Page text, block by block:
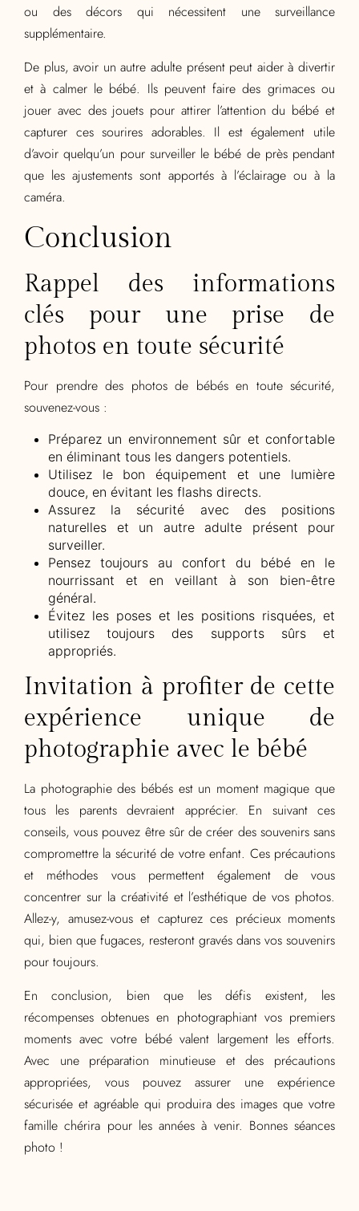
ou des décors qui nécessitent une surveillance
supplémentaire.
De plus, avoir un autre adulte présent peut aider à divertir
et à calmer le bébé. Ils peuvent faire des grimaces ou
jouer avec des jouets pour attirer l’attention du bébé et
capturer ces sourires adorables. Il est également utile
d’avoir quelqu’un pour surveiller le bébé de près pendant
que les ajustements sont apportés à l’éclairage ou à la
caméra.
Conclusion
Rappel des informations
clés pour une prise de
photos en toute sécurité
Pour prendre des photos de bébés en toute sécurité,
souvenez-vous :
Préparez un environnement sûr et confortable
en éliminant tous les dangers potentiels.
Utilisez le bon équipement et une lumière
douce, en évitant les flashs directs.
Assurez la sécurité avec des positions
naturelles et un autre adulte présent pour
surveiller.
Pensez toujours au confort du bébé en le
nourrissant et en veillant à son bien-être
général.
Évitez les poses et les positions risquées, et
utilisez toujours des supports sûrs et
appropriés.
Invitation à profiter de cette
expérience unique de
photographie avec le bébé
La photographie des bébés est un moment magique que
tous les parents devraient apprécier. En suivant ces
conseils, vous pouvez être sûr de créer des souvenirs sans
compromettre la sécurité de votre enfant. Ces précautions
et méthodes vous permettent également de vous
concentrer sur la créativité et l’esthétique de vos photos.
Allez-y, amusez-vous et capturez ces précieux moments
qui, bien que fugaces, resteront gravés dans vos souvenirs
pour toujours.
En conclusion, bien que les défis existent, les
récompenses obtenues en photographiant vos premiers
moments avec votre bébé valent largement les efforts.
Avec une préparation minutieuse et des précautions
appropriées, vous pouvez assurer une expérience
sécurisée et agréable qui produira des images que votre
famille chérira pour les années à venir. Bonnes séances
photo !